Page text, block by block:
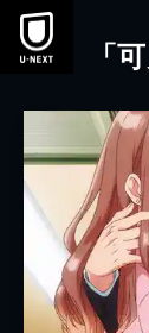
本文へスキップ
「